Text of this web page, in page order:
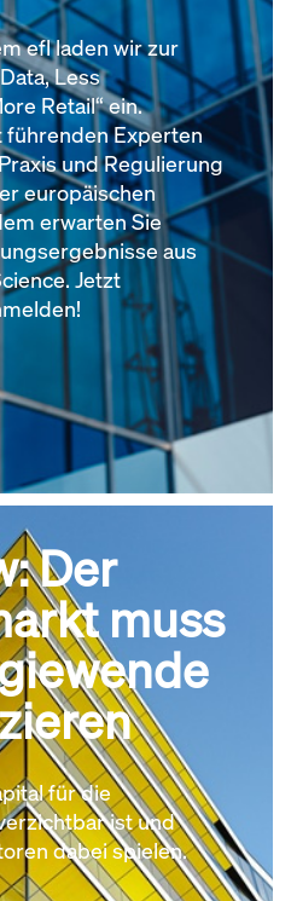
efl laden wir zur
Less
Retail“ ein.
Experten
und Regulierung
europäischen
erwarten Sie
aus
Jetzt
Der
muss
für die
ist und
dabei spielen.